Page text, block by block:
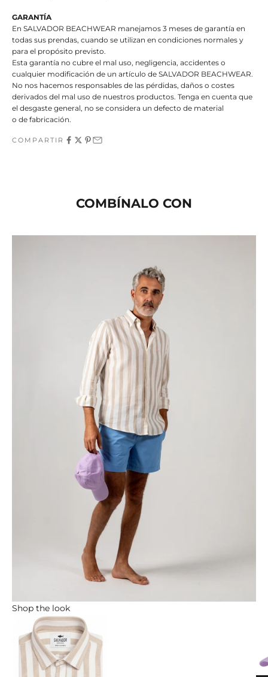
GARANTÍA
En SALVADOR BEACHWEAR manejamos 3 meses de garantía en
todas sus prendas, cuando se utilizan en condiciones normales y
para el propósito previsto.
Esta garantía no cubre el mal uso, negligencia, accidentes o
cualquier modificación de un artículo de SALVADOR BEACHWEAR.
No nos hacemos responsables de las pérdidas, daños o costes
derivados del mal uso de nuestros productos. Tenga en cuenta que
el desgaste general, no se considera un defecto de material
o de fabricación.
COMPARTIR
COMBÍNALO CON
Shop the look